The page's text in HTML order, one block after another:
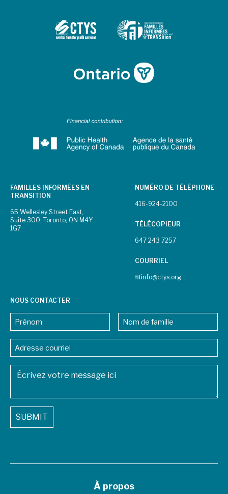
FAMILLES INFORMÉES EN
TRANSITION
65 Wellesley Street East,
Suite 300, Toronto, ON M4Y
1G7
NUMÉRO DE TÉLÉPHONE
416-924-2100
TÉLÉCOPIEUR
647 243 7257
COURRIEL
fitinfo@ctys.org
NOUS CONTACTER
NAME*
NAME
ADDRESS *
MESSAGE
SUBMIT
À propos